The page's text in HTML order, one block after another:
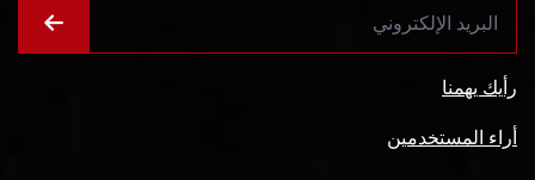
رأيك يهمنا
أراء المستخدمين